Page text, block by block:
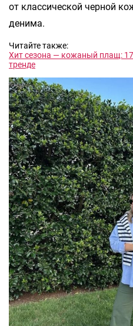
от классической черной
денима.
Читайте также:
Хит сезона — кожаный плащ:
тренде